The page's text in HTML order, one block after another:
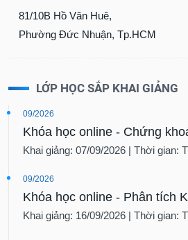
81/10B Hồ Văn Huê,
Phường Đức Nhuận, Tp.HCM
LỚP HỌC SẮP KHAI GIẢNG
09/2026
Khóa học online - Chứng
Khai giảng: 07/09/2026 | Thời gian:
09/2026
Khóa học online - Phân tích
Khai giảng: 16/09/2026 | Thời gian: